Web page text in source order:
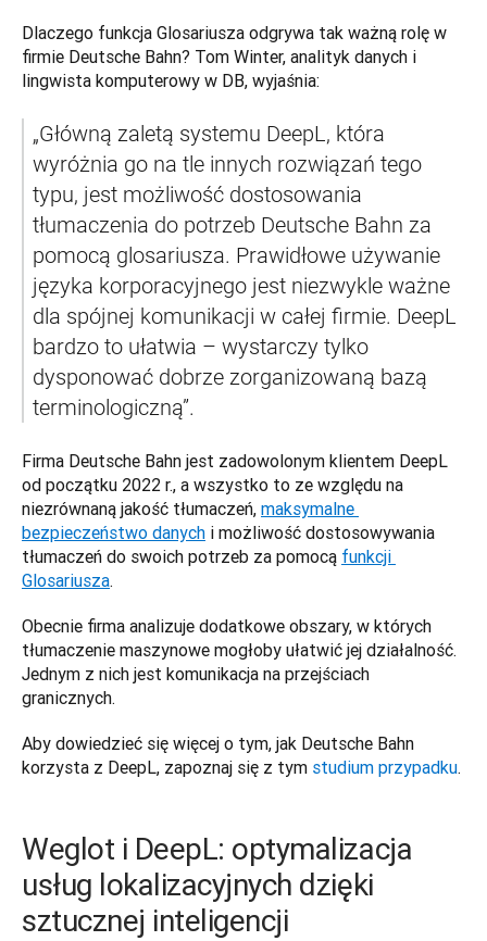
Dlaczego funkcja Glosariusza odgrywa tak ważną rolę w
firmie Deutsche Bahn? Tom Winter, analityk danych i
lingwista komputerowy w DB, wyjaśnia:
„Główną zaletą systemu DeepL, która
wyróżnia go na tle innych rozwiązań tego
typu, jest możliwość dostosowania
tłumaczenia do potrzeb Deutsche Bahn za
pomocą glosariusza. Prawidłowe używanie
języka korporacyjnego jest niezwykle ważne
dla spójnej komunikacji w całej firmie. DeepL
bardzo to ułatwia – wystarczy tylko
dysponować dobrze zorganizowaną bazą
terminologiczną”.
Firma Deutsche Bahn jest zadowolonym klientem DeepL
od początku 2022 r., a wszystko to ze względu na
niezrównaną jakość tłumaczeń, maksymalne
bezpieczeństwo danych i możliwość dostosowywania
tłumaczeń do swoich potrzeb za pomocą funkcji
Glosariusza.
Obecnie firma analizuje dodatkowe obszary, w których
tłumaczenie maszynowe mogłoby ułatwić jej działalność.
Jednym z nich jest komunikacja na przejściach
granicznych.
Aby dowiedzieć się więcej o tym, jak Deutsche Bahn
korzysta z DeepL, zapoznaj się z tym studium przypadku.
Weglot i DeepL: optymalizacja
usług lokalizacyjnych dzięki
sztucznej inteligencji